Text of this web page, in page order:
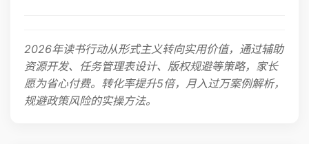
2026年读书行动从形式主义转向实用价值，通过辅助
资源开发、任务管理表设计、版权规避等策略，家长
愿为省心付费。转化率提升5倍，月入过万案例解析，
规避政策风险的实操方法。